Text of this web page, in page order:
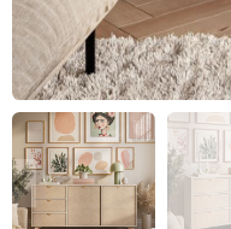
Poprzedni